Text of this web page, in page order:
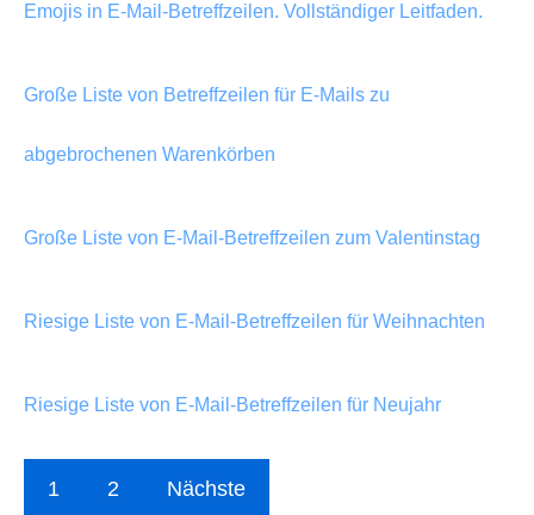
Emojis in E-Mail-Betreffzeilen. Vollständiger Leitfaden.
Große Liste von Betreffzeilen für E-Mails zu
abgebrochenen Warenkörben
Große Liste von E-Mail-Betreffzeilen zum Valentinstag
Riesige Liste von E-Mail-Betreffzeilen für Weihnachten
Riesige Liste von E-Mail-Betreffzeilen für Neujahr
1 2 Nächste